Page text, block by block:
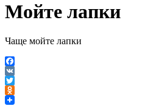
Мойте лапки
Чаще мойте лапки
Facebook
VK
Twitter
Odnoklassniki